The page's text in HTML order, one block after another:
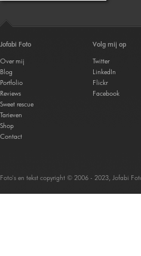
Jofabi Foto
Over mij
Blog
Portfolio
Reviews
Sweet rescue
Tarieven
Shop
Contact
Volg mij op
Twitter
LinkedIn
Flickr
Facebook
Foto's en tekst copyright © 2006 - 2023, Jofabi